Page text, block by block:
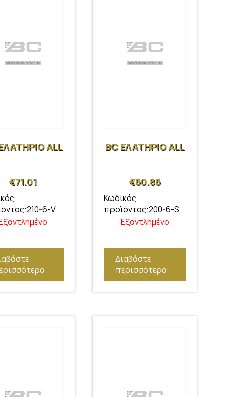
ALL
€71.01
6-V
BC ΕΛΑΤΗΡΙΟ ALL
€60.86
Κωδικός
προϊόντος:200-6-S
Εξαντλημένο
Διαβάστε
περισσότερα